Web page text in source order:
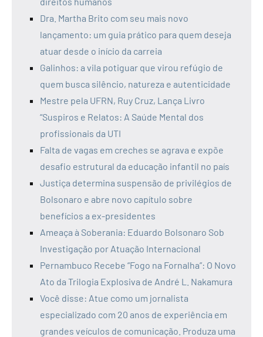
Dra. Martha Brito com seu mais novo
lançamento: um guia prático para quem deseja
atuar desde o início da carreia
Galinhos: a vila potiguar que virou refúgio de
quem busca silêncio, natureza e autenticidade
Mestre pela UFRN, Ruy Cruz, Lança Livro
“Suspiros e Relatos: A Saúde Mental dos
profissionais da UTI
Falta de vagas em creches se agrava e expõe
desafio estrutural da educação infantil no país
Justiça determina suspensão de privilégios de
Bolsonaro e abre novo capítulo sobre
benefícios a ex-presidentes
Ameaça à Soberania: Eduardo Bolsonaro Sob
Investigação por Atuação Internacional
Pernambuco Recebe “Fogo na Fornalha”: O Novo
Ato da Trilogia Explosiva de André L. Nakamura
Você disse: Atue como um jornalista
especializado com 20 anos de experiência em
grandes veículos de comunicação. Produza uma